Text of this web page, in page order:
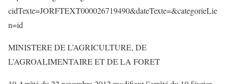
cidTexte=JORFTEXT000026719490&dateTexte=&categorieLie
n=id
MINISTERE DE L’AGRICULTURE, DE
L’AGROALIMENTAIRE ET DE LA FORET